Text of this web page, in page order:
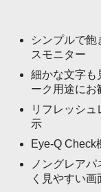
シンプルで飽
スモニター
細かな文字も
ーク用途にお
リフレッシ
示
Eye-Q Check
ノングレア
く見やすい画